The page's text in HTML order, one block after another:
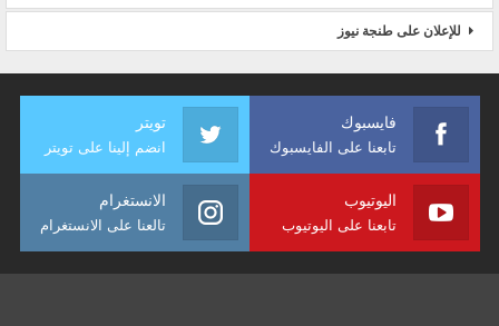
للإعلان على طنجة نيوز
فايسبوك
تابعنا على الفايسبوك
تويتر
انضم إلينا على تويتر
اليوتيوب
تابعنا على اليوتيوب
الانستغرام
تالعنا على الانستغرام